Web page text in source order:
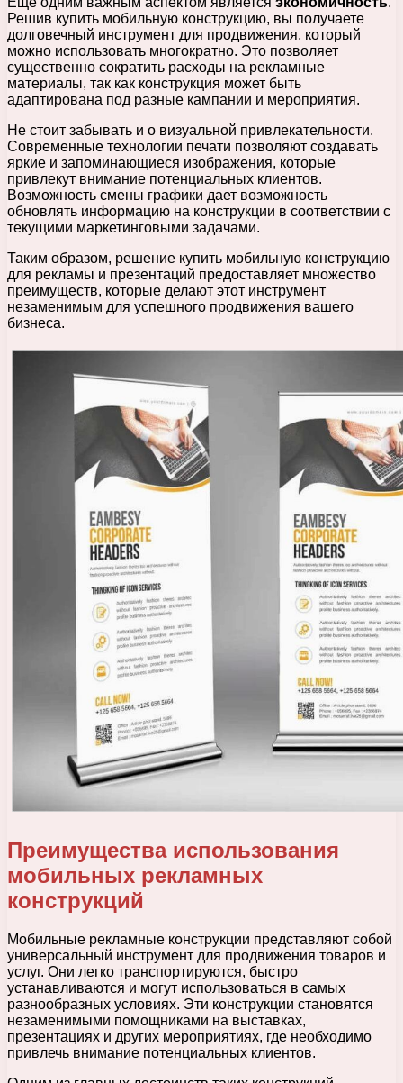
Решив купить мобильную конструкцию, вы получаете
долговечный инструмент для продвижения, который
можно использовать многократно. Это позволяет
существенно сократить расходы на рекламные
материалы, так как конструкция может быть
адаптирована под разные кампании и мероприятия.
Не стоит забывать и о визуальной привлекательности.
Современные технологии печати позволяют создавать
яркие и запоминающиеся изображения, которые
привлекут внимание потенциальных клиентов.
Возможность смены графики дает возможность
обновлять информацию на конструкции в соответствии с
текущими маркетинговыми задачами.
Таким образом, решение купить мобильную конструкцию
для рекламы и презентаций предоставляет множество
преимуществ, которые делают этот инструмент
незаменимым для успешного продвижения вашего
бизнеса.
Преимущества использования
мобильных рекламных
конструкций
Мобильные рекламные конструкции представляют собой
универсальный инструмент для продвижения товаров и
услуг. Они легко транспортируются, быстро
устанавливаются и могут использоваться в самых
разнообразных условиях. Эти конструкции становятся
незаменимыми помощниками на выставках,
презентациях и других мероприятиях, где необходимо
привлечь внимание потенциальных клиентов.